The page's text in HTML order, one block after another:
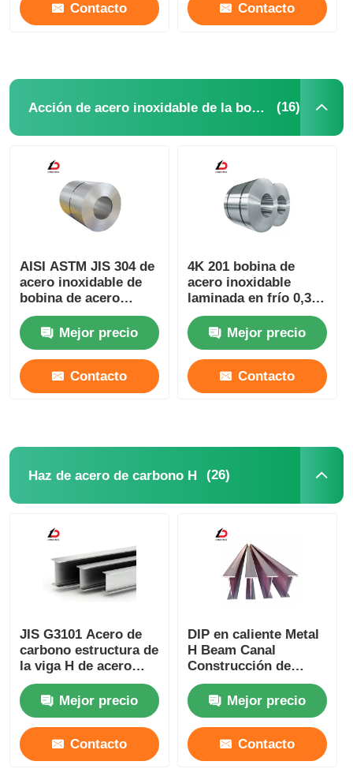
Contacto Contacto
Acción de acero inoxidable de la bobina (16)
AISI ASTM JIS 304 de
acero inoxidable de
bobina de acero
laminado en frío para
la decoración
Mejor precio
Contacto
4K 201 bobina de
acero inoxidable
laminada en frío 0,3-
12,0 mm 2b/Ba/no
1/no 4 Mejor precio
Contacto
Haz de acero de carbono H (26)
JIS G3101 Acero de
carbono estructura de
la viga H de acero
galvanizado de brisa
ancha W12 X 65
Mejor precio
Contacto
DIP en caliente Metal
H Beam Canal
Construcción de
acero A36 / Ss400 /
S235jr Mejor precio
Contacto